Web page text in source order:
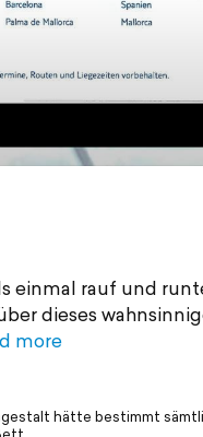
einmal rauf und
dieses
more
hätte bestimmt